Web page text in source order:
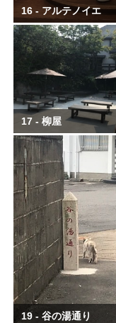
16 - アルテノイエ
17 - 柳屋
19 - 谷の湯通り